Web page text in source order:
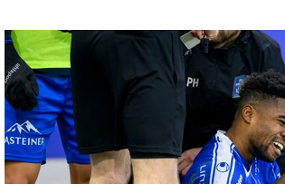
© Krone Multimedia GmbH & Co KG 2026
Muthgasse 2, 1190 Wien